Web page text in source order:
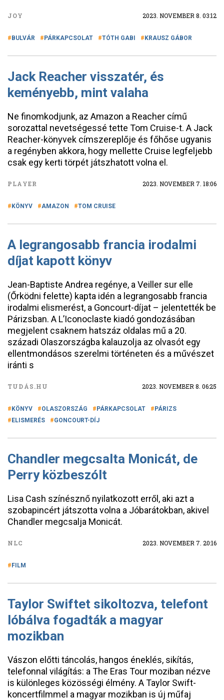
JOY 2023. NOVEMBER 8. 03:12
BULVÁR PÁRKAPCSOLAT TÓTH GABI KRAUSZ GÁBOR
Jack Reacher visszatér, és
keményebb, mint valaha
Ne finomkodjunk, az Amazon a Reacher című
sorozattal nevetségessé tette Tom Cruise-t. A Jack
Reacher-könyvek címszereplője és főhőse ugyanis
a regényben akkora, hogy mellette Cruise legfeljebb
csak egy kerti törpét játszhatott volna el.
PLAYER 2023. NOVEMBER 7. 18:06
KÖNYV AMAZON TOM CRUISE
A legrangosabb francia irodalmi
díjat kapott könyv
Jean-Baptiste Andrea regénye, a Veiller sur elle
(Őrködni felette) kapta idén a legrangosabb francia
irodalmi elismerést, a Goncourt-díjat – jelentették be
Párizsban. A L’Iconoclaste kiadó gondozásában
megjelent csaknem hatszáz oldalas mű a 20.
századi Olaszországba kalauzolja az olvasót egy
ellentmondásos szerelmi történeten és a művészet
iránti s
TUDÁS.HU 2023. NOVEMBER 8. 06:25
KÖNYV OLASZORSZÁG PÁRKAPCSOLAT
PÁRIZS
ELISMERÉS
GONCOURT-DÍJ
Chandler megcsalta Monicát, de
Perry közbeszólt
Lisa Cash színésznő nyilatkozott erről, aki azt a
szobapincért játszotta volna a Jóbarátokban, akivel
Chandler megcsalja Monicát.
NLC 2023. NOVEMBER 7. 20:16
FILM
Taylor Swiftet sikoltozva, telefont
lóbálva fogadták a magyar
mozikban
Vászon előtti táncolás, hangos éneklés, sikítás,
telefonnal világítás: a The Eras Tour moziban nézve
is különleges közösségi élmény. A Taylor Swift-
koncertfilmmel a magyar mozikban is új műfaj